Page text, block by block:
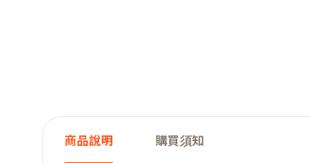
商品說明 購買須知